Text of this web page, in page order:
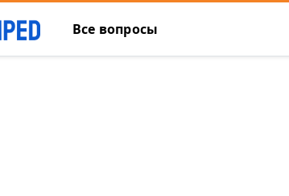
Все вопросы